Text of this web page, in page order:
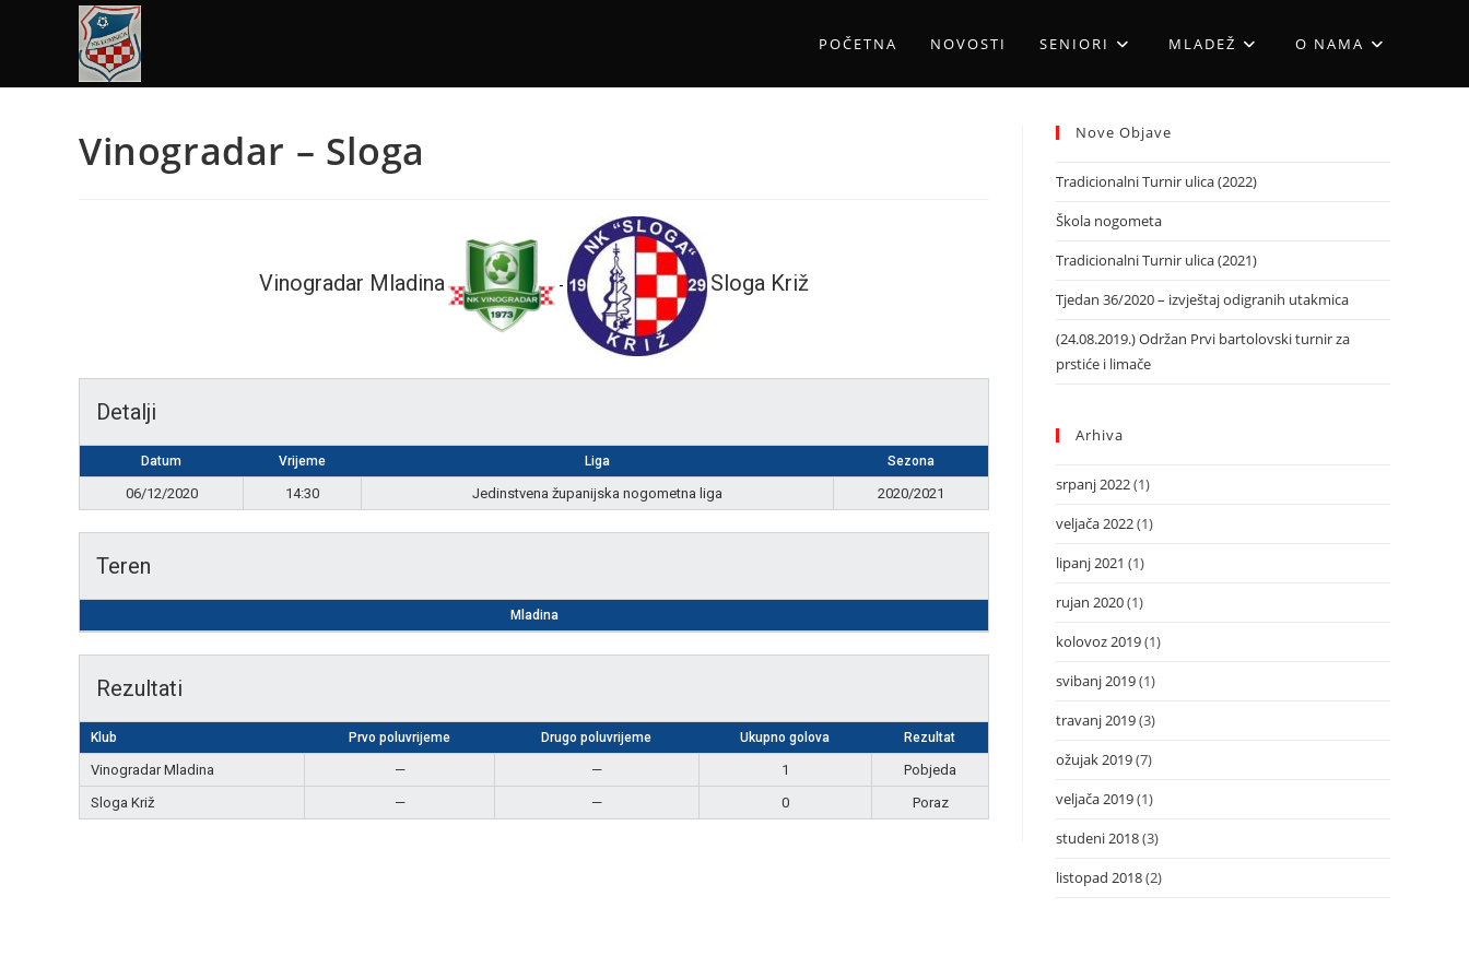
POČETNA NOVOSTI SENIORI MLADEŽ O NAMA
Vinogradar – Sloga
Vinogradar Mladina - Sloga Križ
Detalji
Datum Vrijeme Liga Sezona
06/12/2020 14:30 Jedinstvena županijska nogometna liga 2020/2021
Teren
Mladina
Rezultati
Klub Prvo poluvrijeme Drugo poluvrijeme Ukupno golova Rezultat
Vinogradar Mladina — — 1
Pobjeda
Sloga Križ
— — 0 Poraz
Nove Objave
Tradicionalni Turnir ulica (2022)
Škola nogometa
Tradicionalni Turnir ulica (2021)
Tjedan 36/2020 – izvještaj odigranih utakmica
(24.08.2019.) Održan Prvi bartolovski turnir za
prstiće i limače
Arhiva
srpanj 2022(1)
veljača 2022(1)
lipanj 2021 (1)
rujan 2020(1)
kolovoz 2019(1)
svibanj 2019(1)
travanj 2019(3)
ožujak 2019(7)
veljača 2019(1)
studeni 2018(3)
listopad 2018(2)